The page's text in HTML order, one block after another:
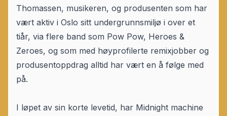
Thomassen, musikeren, og produsenten som har
vært aktiv i Oslo sitt undergrunnsmiljø i over et
tiår, via flere band som Pow Pow, Heroes &
Zeroes, og som med høyprofilerte remixjobber og
produsentoppdrag alltid har vært en å følge med
på.
I løpet av sin korte levetid, har Midnight machine